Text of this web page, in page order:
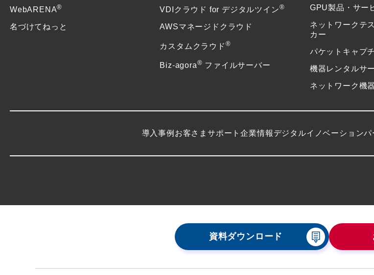
WebARENA®
名づけてねっと
VDIクラウド for デジタルツイン®
AWSマネージドクラウド
カスタムクラウド ®
Biz-agora® ファイルサーバー
GPU製品・サー
ネットワークテ
カー
パケットキャプ
機器レンタルサ
ネットワーク機
導入事例 お客さまサポート企業情報 デジタルイノベーション
資料ダウンロード